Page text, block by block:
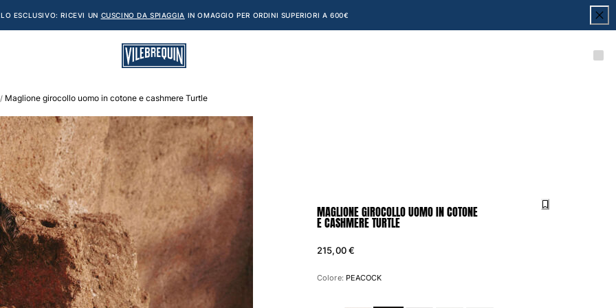
ESCLUSIVO: RICEVI UN CUSCINO DA SPIAGGIA IN OMAGGIO PER ORDINI SUPERIORI A 600€
/ Maglione girocollo uomo in cotone e cashmere Turtle
MAGLIONE GIROCOLLO UOMO IN COTONE
E CASHMERE TURTLE
215,00 €
Colore: PEACOCK